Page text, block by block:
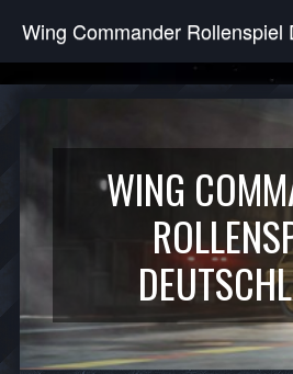
Wing Commander Rollenspiel
WING